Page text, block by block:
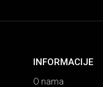
INFORMACIJE
O nama